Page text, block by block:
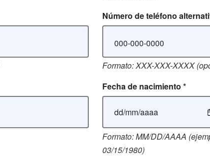
Número de teléfono
Formato: XXX-XXX-XXXX
Fecha de nacimiento *
Formato: MM/DD/AAAA
03/15/1980)